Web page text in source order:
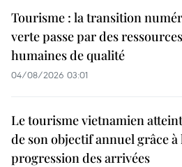
Tourisme : la transition
verte passe par des ressources
humaines de qualité
04/08/2026 03:01
Le tourisme vietnamien atteint
de son objectif annuel grâce à
progression des arrivées